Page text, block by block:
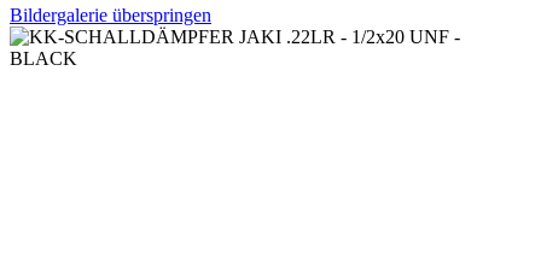
Bildergalerie überspringen